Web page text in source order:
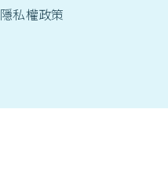
隱私權政策